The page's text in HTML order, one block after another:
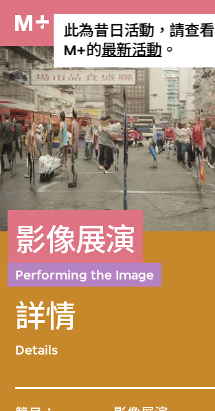
此為昔日活動，請查看
M+的最新活動 。
影像展演
Performing the Image
詳情
Details